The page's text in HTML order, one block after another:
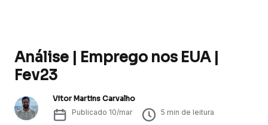
Análise | Emprego nos EUA |
Fev23
Vitor Martins Carvalho
Publicado 10/mar 5 min de leitura